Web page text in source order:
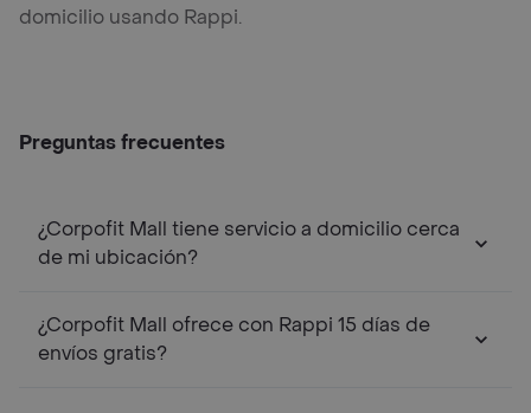
domicilio usando Rappi.
Preguntas frecuentes
¿Corpofit Mall tiene servicio a domicilio cerca
de mi ubicación?
¿Corpofit Mall ofrece con Rappi 15 días de
envíos gratis?